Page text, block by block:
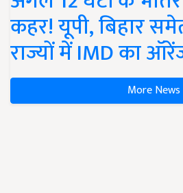
कहर! यूपी, बिहार
राज्यों में IMD का
More News